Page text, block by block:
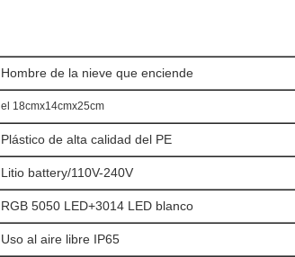
Hombre de la nieve que enciende
el 18cmx14cmx25cm
Plástico de alta calidad del PE
Litio battery/110V-240V
RGB 5050 LED+3014 LED blanco
Uso al aire libre IP65